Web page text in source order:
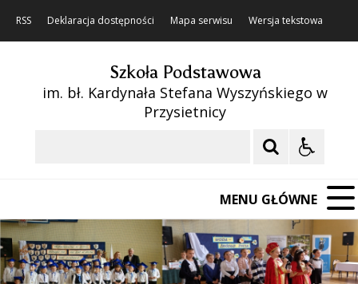
RSS Deklaracja dostępności Mapa serwisu Wersja tekstowa
Szkoła Podstawowa
im. bł. Kardynała Stefana Wyszyńskiego w
Przysietnicy
MENU GŁÓWNE